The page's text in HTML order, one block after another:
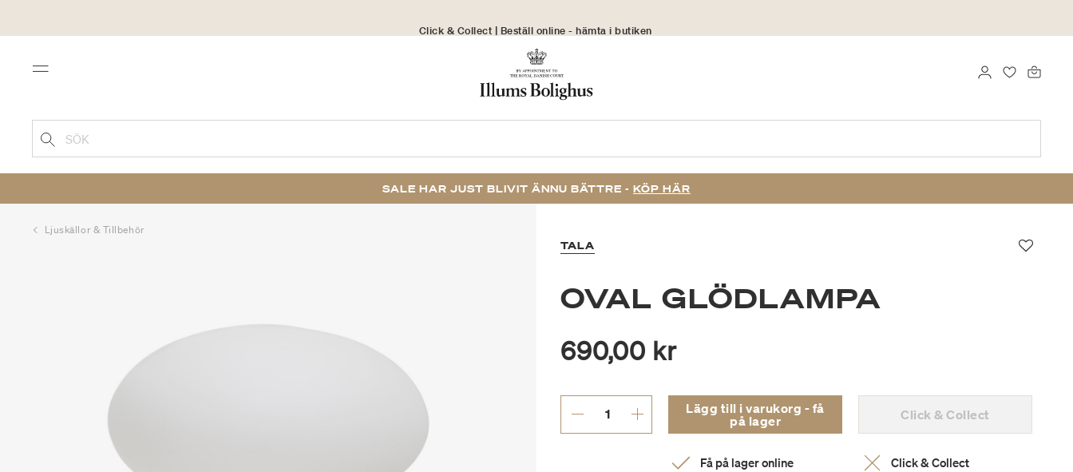
30 dagars returrätt
Menu FAVORITER
LOGGA IN
SÖK
SALE HAR JUST BLIVIT ÄNNU BÄTTRE - KÖP HÄR
Ljuskällor & Tillbehör
TALA
OVAL GLÖDLAMPA
690,00 kr
Lägg till i varukorg - få
på lager
Click & Collect
Få på lager online Click & Collect